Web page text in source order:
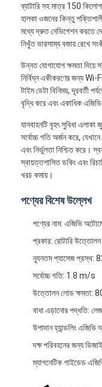
বাড়ি
পণ্য
ভিডিও
ব্যাটারি সহ মাত্র 150
হালকা ওজনের কিন্তু
মধ্যে দ্রুত নেভিগেশন করতে
নিখুঁত ভারসাম্য বজায় রেখে
উন্নত যোগাযোগ ক্ষমতা দিয়ে
নির্বিঘ্ন একীকরণের জন্য Wi-
টাইম ডেটা বিনিময়, দূরবর্তী
বৃদ্ধি করে এবং একাধিক
যানবাহনটি বৃহৎ সুবিধা
সর্বোচ্চ গতি অর্জন করে,
এবং নির্ভুলতা নিশ্চিত করে।
স্বায়ত্তশাসিত ডকিং এবং
খরচ কমায়।
পণ্যের বিশেষ উল্লেখ
পণ্যের নাম: এজিভি
প্রকার: রোটারি
ন্যূনতম প্যাসেজ প্রস্থ:
সর্বোচ্চ গতি: 1.8 m/s
উত্তোলন লোড ক্ষমতা:
বাধা এড়ানোর পদ্ধতি:
উপাদান হ্যান্ডলিং
দক্ষ পরিবহনের জন্য
ম্যাগনেটিক গাইডেড